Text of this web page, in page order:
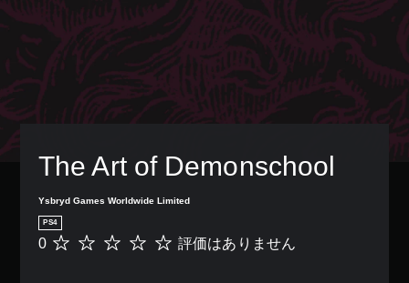
The Art of Demonschool
Ysbryd Games Worldwide Limited
PS4
評
0 評価はありません